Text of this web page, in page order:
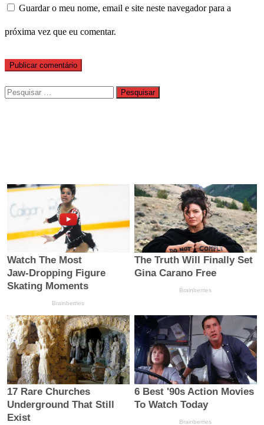
Guardar o meu nome, email e site neste navegador para a
próxima vez que eu comentar.
Pesquisar
por: